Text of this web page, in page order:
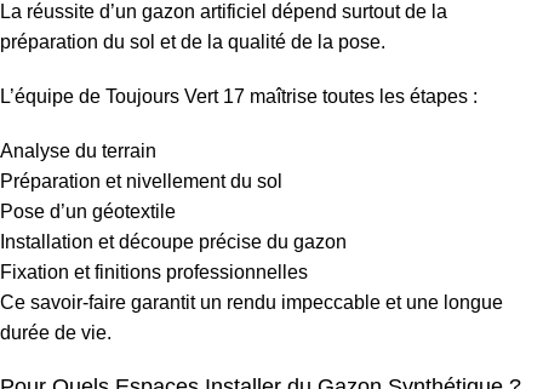
La réussite d’un gazon artificiel dépend surtout de la
préparation du sol et de la qualité de la pose.
L’équipe de Toujours Vert 17 maîtrise toutes les étapes :
Analyse du terrain
Préparation et nivellement du sol
Pose d’un géotextile
Installation et découpe précise du gazon
Fixation et finitions professionnelles
Ce savoir-faire garantit un rendu impeccable et une longue
durée de vie.